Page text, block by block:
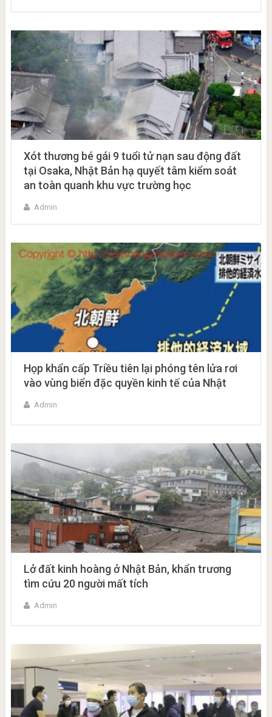
Xót thương bé gái 9 tuổi tử nạn sau động đất
tại Osaka, Nhật Bản hạ quyết tâm kiểm soát
an toàn quanh khu vực trường học
Admin
Họp khẩn cấp Triều tiên lại phóng tên lửa rơi
vào vùng biển đặc quyền kinh tế của Nhật
Admin
Lở đất kinh hoàng ở Nhật Bản, khẩn trương
tìm cứu 20 người mất tích
Admin